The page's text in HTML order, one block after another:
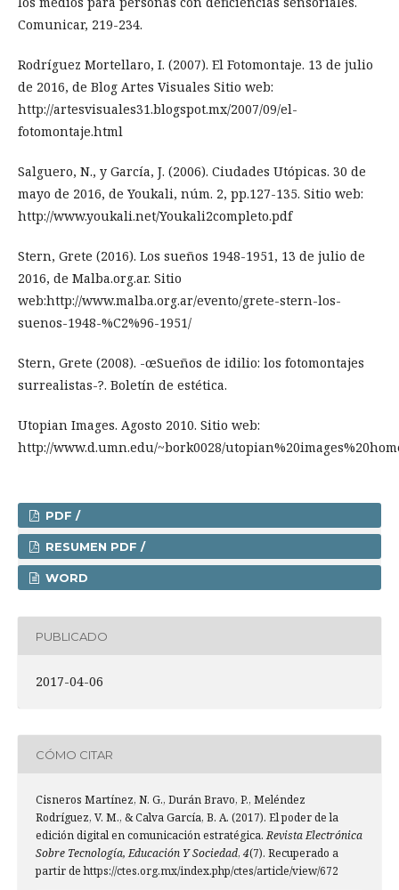
Comunicar, 219-234.
Rodríguez Mortellaro, I. (2007). El Fotomontaje. 13 de julio
de 2016, de Blog Artes Visuales Sitio web:
http://artesvisuales31.blogspot.mx/2007/09/el-
fotomontaje.html
Salguero, N., y García, J. (2006). Ciudades Utópicas. 30 de
mayo de 2016, de Youkali, núm. 2, pp.127-135. Sitio web:
http://www.youkali.net/Youkali2completo.pdf
Stern, Grete (2016). Los sueños 1948-1951, 13 de julio de
2016, de Malba.org.ar. Sitio
web:http://www.malba.org.ar/evento/grete-stern-los-
suenos-1948-%C2%96-1951/
Stern, Grete (2008). -œSueños de idilio: los fotomontajes
surrealistas-?. Boletín de estética.
Utopian Images. Agosto 2010. Sitio web:
http://www.d.umn.edu/~bork0028/
PDF /
RESUMEN PDF /
WORD
PUBLICADO
2017-04-06
CÓMO CITAR
Cisneros Martínez, N. G., Durán Bravo, P., Meléndez
Rodríguez, V. M., & Calva García, B. A. (2017). El poder de la
edición digital en comunicación estratégica.Revista Electrónica
Sobre Tecnología, Educación Y Sociedad, 4(7). Recuperado a
partir de https://ctes.org.mx/index.php/ctes/article/view/672